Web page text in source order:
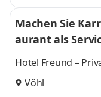
Machen Sie
aurant als
Hotel Freund –
Vöhl